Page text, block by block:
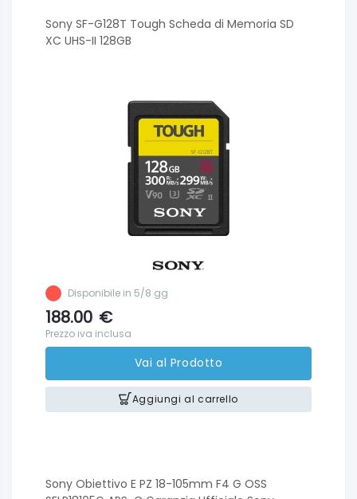
Sony SF-G128T Tough Scheda di Memoria SD
XC UHS-II 128GB
Disponibile in 5/8 gg
188.00 €
Prezzo iva inclusa
Vai al Prodotto
Aggiungi al carrello
Sony Obiettivo E PZ 18-105mm F4 G OSS